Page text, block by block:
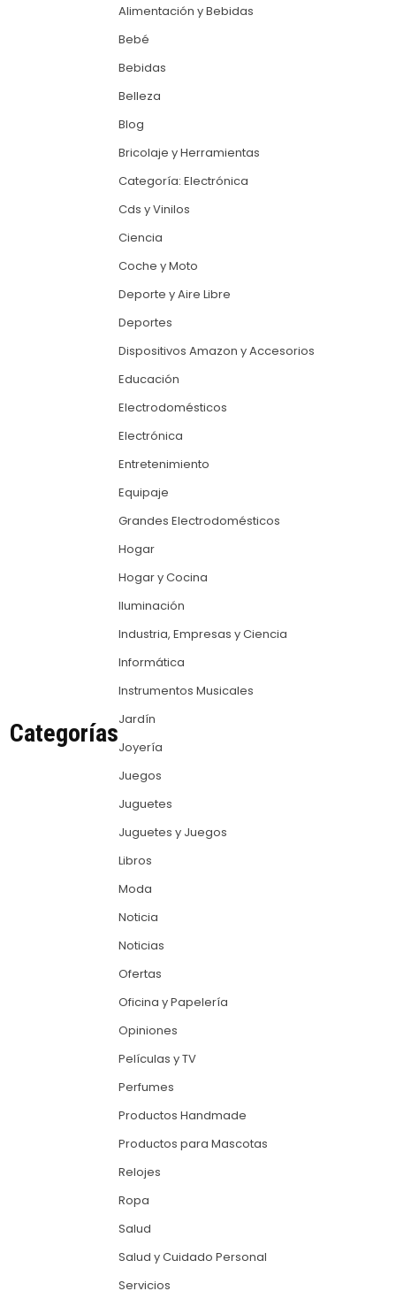
Categorías
Alimentación y Bebidas
Bebé
Bebidas
Belleza
Blog
Bricolaje y Herramientas
Categoría: Electrónica
Cds y Vinilos
Ciencia
Coche y Moto
Deporte y Aire Libre
Deportes
Dispositivos Amazon y Accesorios
Educación
Electrodomésticos
Electrónica
Entretenimiento
Equipaje
Grandes Electrodomésticos
Hogar
Hogar y Cocina
Iluminación
Industria, Empresas y Ciencia
Informática
Instrumentos Musicales
Jardín
Joyería
Juegos
Juguetes
Juguetes y Juegos
Libros
Moda
Noticia
Noticias
Ofertas
Oficina y Papelería
Opiniones
Películas y TV
Perfumes
Productos Handmade
Productos para Mascotas
Relojes
Ropa
Salud
Salud y Cuidado Personal
Servicios